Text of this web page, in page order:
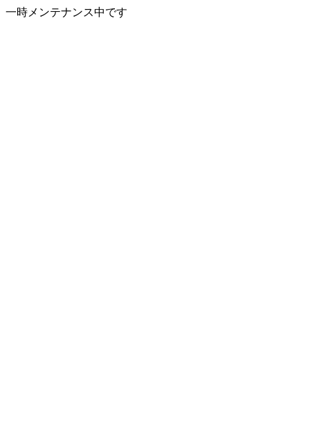
一時メンテナンス中です